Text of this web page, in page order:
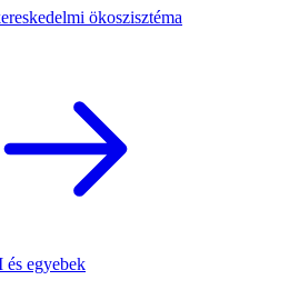
ökoszisztéma
egyebek